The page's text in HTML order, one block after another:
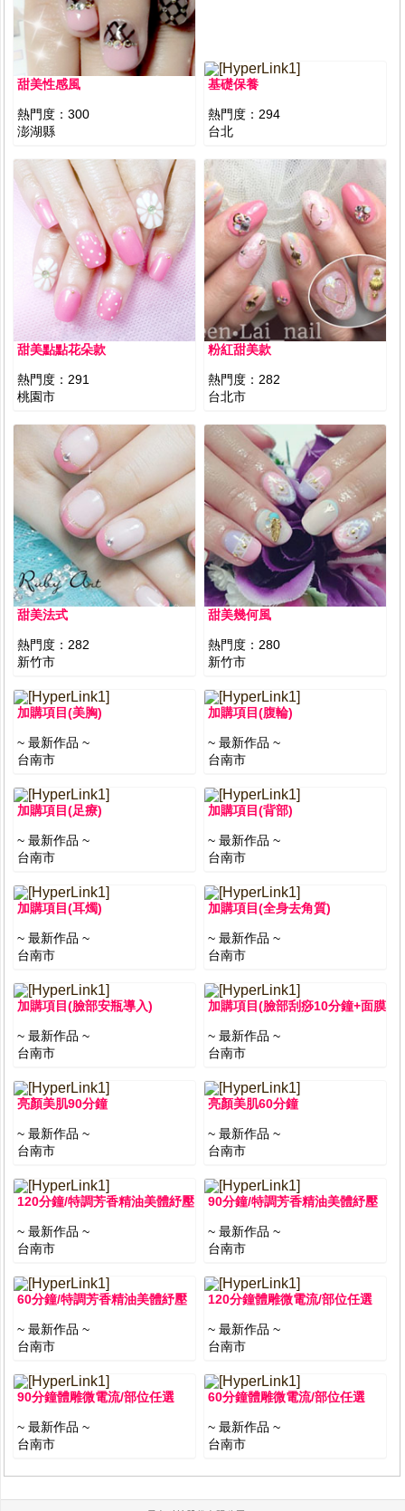
甜美性感風
熱門度：300
澎湖縣
基礎保養
熱門度： 294
台北
甜美點點花朵款
熱門度： 291
桃園市
粉紅甜美款
熱門度： 282
台北市
甜美法式
熱門度： 282
新竹市
甜美幾何風
熱門度： 280
新竹市
加購項目(美胸)
~ 最新作品 ~
台南市
加購項目(腹輪)
~ 最新作品 ~
台南市
加購項目(足療)
~ 最新作品 ~
台南市
加購項目(背部)
~ 最新作品 ~
台南市
加購項目(耳燭)
~ 最新作品 ~
台南市
加購項目(全身去角質)
~ 最新作品 ~
台南市
加購項目(臉部安瓶導入)
~ 最新作品 ~
台南市
加購項目(臉部刮痧10分鐘+面膜)
~ 最新作品 ~
台南市
亮顏美肌90分鐘
~ 最新作品 ~
台南市
亮顏美肌60分鐘
~ 最新作品 ~
台南市
120分鐘/特調芳香精油美體紓壓
~ 最新作品 ~
台南市
90分鐘/特調芳香精油美體紓壓
~ 最新作品 ~
台南市
60分鐘/特調芳香精油美體紓壓
~ 最新作品 ~
台南市
120分鐘體雕微電流/部位任選
~ 最新作品 ~
台南市
90分鐘體雕微電流/部位任選
~ 最新作品 ~
台南市
60分鐘體雕微電流/部位任選
~ 最新作品 ~
台南市